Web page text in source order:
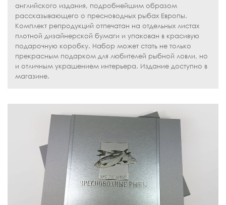
английского издания, подробнейшим образом
рассказывающего о пресноводных рыбах Европы.
Комплект репродукций отпечатан на отдельных листах
плотной дизайнерской бумаги и упакован в красивую
подарочную коробку. Набор может стать не только
прекрасным подарком для любителей рыбной ловли, но
и отличным украшением интерьера. Издание доступно в
магазине.